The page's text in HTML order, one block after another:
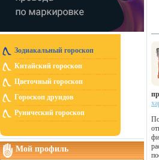
Зодиакальный гороскоп
Китайский гороскоп
Цветочный гороскоп
Гороскоп друидов
Рунический гороскоп
Мой профиль